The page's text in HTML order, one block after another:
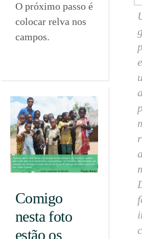
O próximo passo é
colocar relva nos
campos.
Comigo
nesta foto
estão os